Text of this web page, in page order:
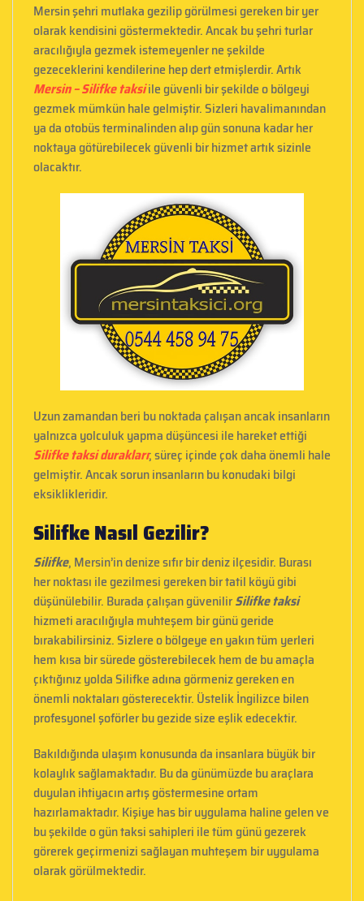
Mersin şehri mutlaka gezilip görülmesi gereken bir yer
olarak kendisini göstermektedir. Ancak bu şehri turlar
aracılığıyla gezmek istemeyenler ne şekilde
gezeceklerini kendilerine hep dert etmişlerdir. Artık
Mersin – Silifke taksiile güvenli bir şekilde o bölgeyi
gezmek mümkün hale gelmiştir. Sizleri havalimanından
ya da otobüs terminalinden alıp gün sonuna kadar her
noktaya götürebilecek güvenli bir hizmet artık sizinle
olacaktır.
Uzun zamandan beri bu noktada çalışan ancak insanların
yalnızca yolculuk yapma düşüncesi ile hareket ettiği
Silifke taksi durakları; süreç içinde çok daha önemli hale
gelmiştir. Ancak sorun insanların bu konudaki bilgi
eksiklikleridir.
Silifke Nasıl Gezilir?
Silifke, Mersin’in denize sıfır bir deniz ilçesidir. Burası
her noktası ile gezilmesi gereken bir tatil köyü gibi
düşünülebilir. Burada çalışan güvenilirSilifke taksi
hizmeti aracılığıyla muhteşem bir günü geride
bırakabilirsiniz. Sizlere o bölgeye en yakın tüm yerleri
hem kısa bir sürede gösterebilecek hem de bu amaçla
çıktığınız yolda Silifke adına görmeniz gereken en
önemli noktaları gösterecektir. Üstelik İngilizce bilen
profesyonel şoförler bu gezide size eşlik edecektir.
Bakıldığında ulaşım konusunda da insanlara büyük bir
kolaylık sağlamaktadır. Bu da günümüzde bu araçlara
duyulan ihtiyacın artış göstermesine ortam
hazırlamaktadır. Kişiye has bir uygulama haline gelen ve
bu şekilde o gün taksi sahipleri ile tüm günü gezerek
görerek geçirmenizi sağlayan muhteşem bir uygulama
olarak görülmektedir.